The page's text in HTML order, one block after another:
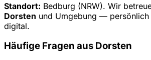
Standort: Bedburg (NRW). Wir
Dorsten und Umgebung —
digital.
Häufige Fragen aus Dorsten